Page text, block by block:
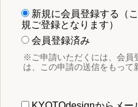
新規に会員登録する（
規ご登録となります）
会員登録済み
※ご申請いただくには、会員
は、この申請の送信をもって